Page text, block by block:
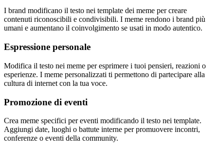
I brand modificano il testo nei template dei meme per creare
contenuti riconoscibili e condivisibili. I meme rendono i brand più
umani e aumentano il coinvolgimento se usati in modo autentico.
Espressione personale
Modifica il testo nei meme per esprimere i tuoi pensieri, reazioni o
esperienze. I meme personalizzati ti permettono di partecipare alla
cultura di internet con la tua voce.
Promozione di eventi
Crea meme specifici per eventi modificando il testo nei template.
Aggiungi date, luoghi o battute interne per promuovere incontri,
conferenze o eventi della community.